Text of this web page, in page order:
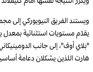
ويستند الفريق النيويوركي إلى
"بلاي أوف"، إلى جانب
هارت اللذين يشكلان دعامة